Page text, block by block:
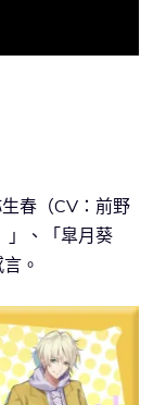
春（CV：前野
」、「皐月葵
。